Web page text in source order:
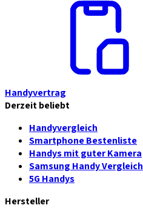
Handyvertrag
Derzeit beliebt
Handyvergleich
Smartphone Bestenliste
Handys mit guter Kamera
Samsung Handy Vergleich
5G Handys
Hersteller